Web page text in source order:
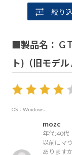
絞り
■製品名： G
ト)（旧モデル
OS：Windows
mozc
年代:40代
以前にマ
あります